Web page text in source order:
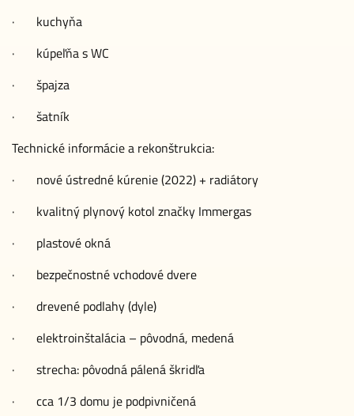
· kuchyňa
· kúpeľňa s WC
· špajza
· šatník
Technické informácie a rekonštrukcia:
· nové ústredné kúrenie (2022) + radiátory
· kvalitný plynový kotol značky Immergas
· plastové okná
· bezpečnostné vchodové dvere
· drevené podlahy (dyle)
· elektroinštalácia – pôvodná, medená
· strecha: pôvodná pálená škridľa
· cca 1/3 domu je podpivničená